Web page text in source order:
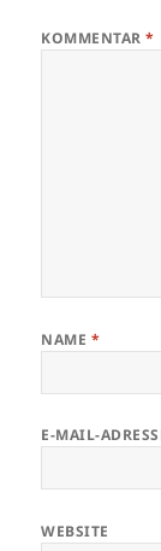
KOMMENTAR*
NAME *
E-MAIL-
WEBSITE